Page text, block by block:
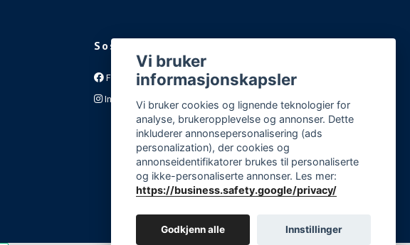
Sosiale medier
Facebook
Instagram
Vi bruker
informasjonskapsler
Vi bruker cookies og lignende teknologier for
analyse, brukeropplevelse og annonser. Dette
inkluderer annonsepersonalisering (ads
personalization), der cookies og
annonseidentifikatorer brukes til personaliserte
og ikke-personaliserte annonser. Les mer:
https://business.safety.google/privacy/
Godkjenn alle Innstillinger